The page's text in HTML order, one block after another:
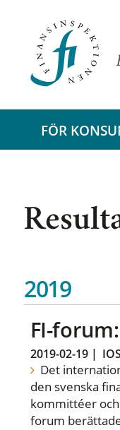
FÖR
2019
FI-
2019-02-19|
Det
den svenska
kommittéer och
forum